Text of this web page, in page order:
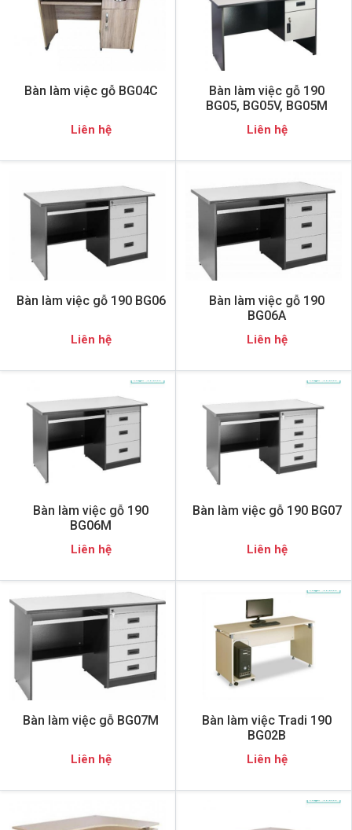
Bàn làm việc gỗ BG04C
Liên hệ
Bàn làm việc gỗ 190
BG05, BG05V, BG05M
Liên hệ
Bàn làm việc gỗ 190 BG06
Liên hệ
Bàn làm việc gỗ 190
BG06A
Liên hệ
Bàn làm việc gỗ 190
BG06M
Liên hệ
Bàn làm việc gỗ 190 BG07
Liên hệ
Bàn làm việc gỗ BG07M
Liên hệ
Bàn làm việc Tradi 190
BG02B
Liên hệ